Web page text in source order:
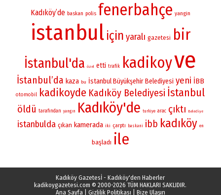
Kadıköy’de baskan polis fenerbahçe yangin
istanbul için yaralı gazetesi bir
İstanbul'da özel etti trafik kadikoyve
İstanbul’da kaza bu İstanbul Büyükşehir Belediyesi yeni İBB
otomobil kadikoyde Kadıköy Belediyesi İstanbul
öldü tarafından yangın Kadıköy'de turkiye arac çıktı Belediye
istanbulda çıkan kamerada iki çarptı baskani ibb kadıköy en
başladı ile
Kadıköy Gazetesİ - Kadıköy'den Haberler
kadikoygazetesi.com © 2000-2026 TÜM HAKLARI SAKLIDIR.
Ana Sayfa
Gizlilik Politikası Bize Ulaşın